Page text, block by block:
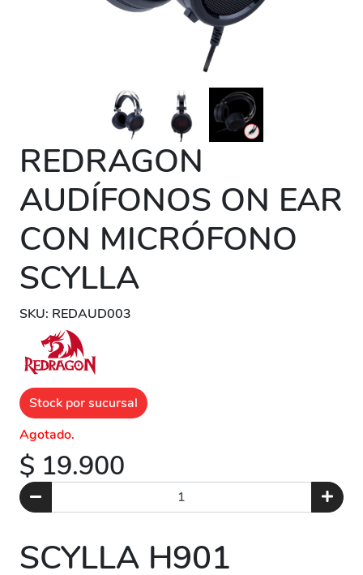
REDRAGON
AUDÍFONOS ON EAR
CON MICRÓFONO
SCYLLA
SKU: REDAUD003
Stock por sucursal
Agotado.
$ 19.900
SCYLLA H901